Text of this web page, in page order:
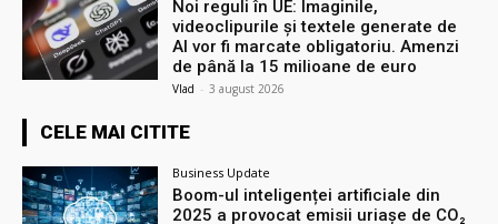
Noi reguli în UE: Imaginile,
videoclipurile și textele generate de
AI vor fi marcate obligatoriu. Amenzi
de până la 15 milioane de euro
Vlad - 3 august 2026
CELE MAI CITITE
Business Update
Boom-ul inteligenței artificiale din
2025 a provocat emisii uriașe de CO₂